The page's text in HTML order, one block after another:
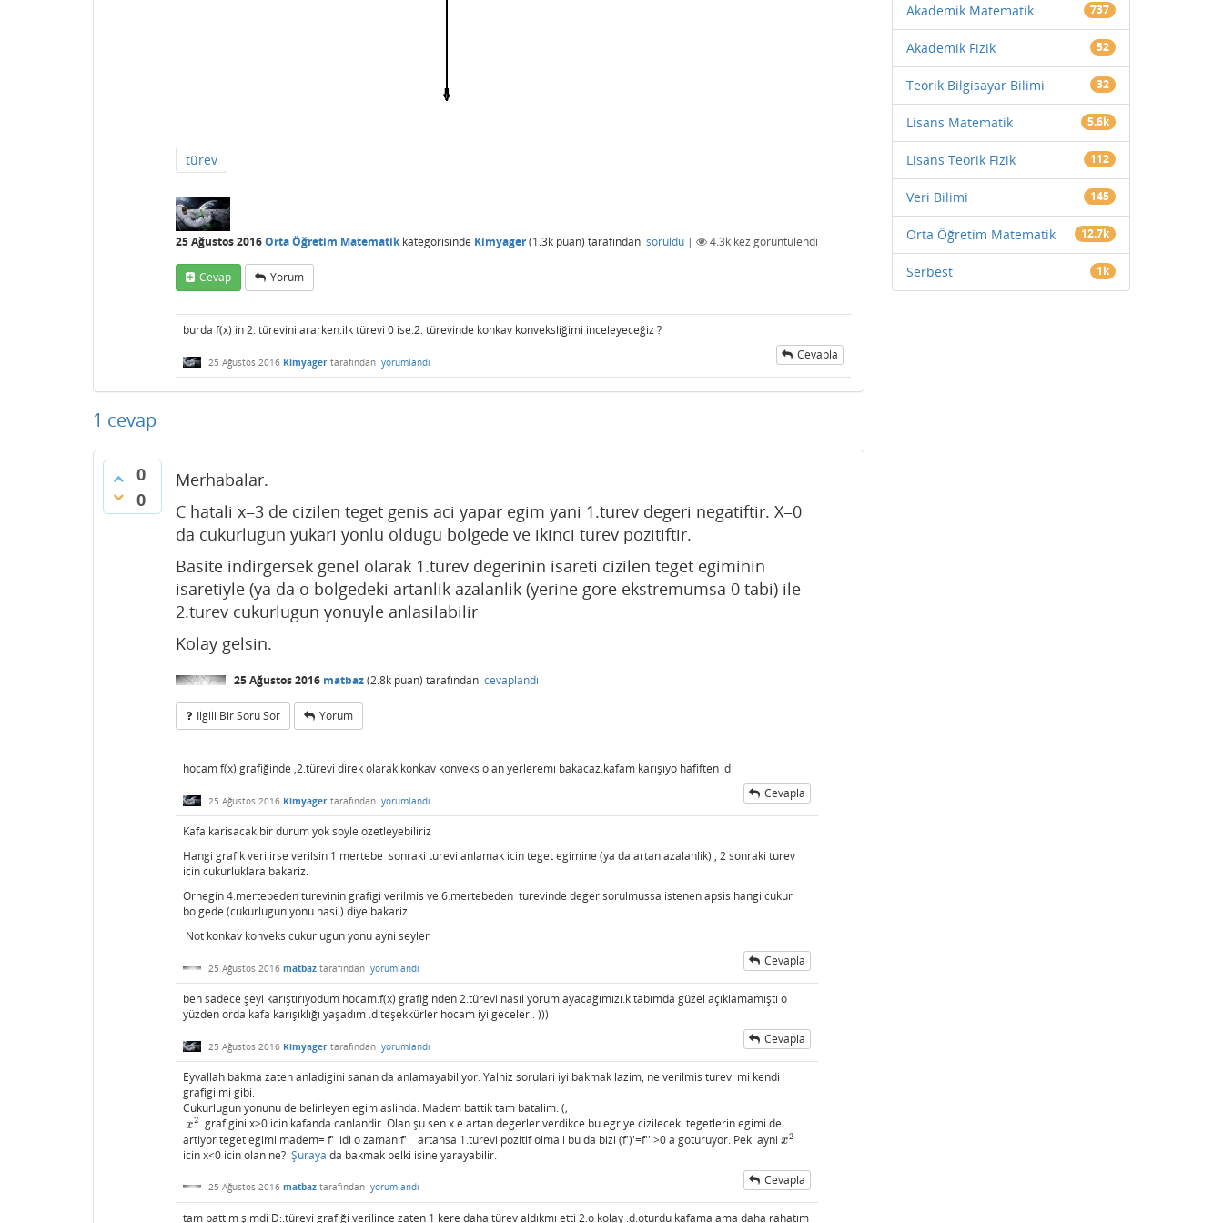
türev
25 Ağustos 2016Orta Öğretim Matematikkategorisinde Kimyager(1.3k puan) tarafından soruldu | 4.3k kez görüntülendi
Cevap Yorum
burda f(x) in 2. türevini ararken.ilk türevi 0 ise.2. türevinde konkav konveksliğimi inceleyeceğiz ?
25 Ağustos 2016 Kimyager tarafından yorumlandı Cevapla
1 cevap
0
0
Merhabalar.
C hatali x=3 de cizilen teget genis aci yapar egim yani 1.turev degeri negatiftir. X=0
da cukurlugun yukari yonlu oldugu bolgede ve ikinci turev pozitiftir.
Basite indirgersek genel olarak 1.turev degerinin isareti cizilen teget egiminin
isaretiyle (ya da o bolgedeki artanlik azalanlik (yerine gore ekstremumsa 0 tabi) ile
2.turev cukurlugun yonuyle anlasilabilir
Kolay gelsin.
25 Ağustos 2016 matbaz(2.8k puan) tarafından cevaplandı
Ilgili Bir Soru Sor Yorum
hocam f(x) grafiğinde ,2.türevi direk olarak konkav konveks olan yerleremı bakacaz.kafam karışıyo hafiften .d
25 Ağustos 2016 Kimyager tarafından yorumlandı Cevapla
Kafa karisacak bir durum yok soyle ozetleyebiliriz
Hangi grafik verilirse verilsin 1 mertebe sonraki turevi anlamak icin teget egimine (ya da artan azalanlik) , 2 sonraki turev
icin cukurluklara bakariz.
Ornegin 4.mertebeden turevinin grafigi verilmis ve 6.mertebeden turevinde deger sorulmussa istenen apsis hangi cukur
bolgede (cukurlugun yonu nasil) diye bakariz
Not konkav konveks cukurlugun yonu ayni seyler
25 Ağustos 2016 matbaz tarafından yorumlandı Cevapla
ben sadece şeyi karıştırıyodum hocam.f(x) grafiğinden 2.türevi nasıl yorumlayacağımızı.kitabımda güzel açıklamamıştı o
yüzden orda kafa karışıklığı yaşadım .d.teşekkürler hocam iyi geceler.. )))
25 Ağustos 2016 Kimyager tarafından yorumlandı Cevapla
Eyvallah bakma zaten anladigini sanan da anlamayabiliyor. Yalniz sorulari iyi bakmak lazim, ne verilmis turevi mi kendi
grafigi mi gibi.
Cukurlugun yonunu de belirleyen egim aslinda. Madem battik tam batalim. (;
x2
x2 grafigini x>0 icin kafanda canlandir. Olan şu sen x e artan degerler verdikce bu egriye cizilecek tegetlerin egimi de
artiyor teget egimi madem= f' idi o zaman f' artansa 1.turevi pozitif olmali bu da bizi (f')'=f'' >0 a goturuyor. Peki ayni x2
x2
icin x<0 icin olan ne? Şuraya da bakmak belki isine yarayabilir.
25 Ağustos 2016 matbaz tarafından yorumlandı Cevapla
tam battım şimdi D:.türevi grafiği verilince zaten 1 kere daha türev aldıkmı etti 2.o kolay .d.oturdu kafama ama daha rahatım
Akademik Matematik 737
Akademik Fizik 52
Teorik Bilgisayar Bilimi 32
Lisans Matematik 5.6k
Lisans Teorik Fizik 112
Veri Bilimi 145
Orta Öğretim Matematik 12.7k
Serbest 1k